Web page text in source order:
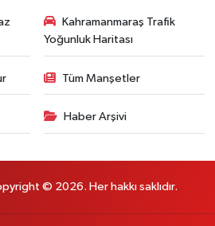
Kahramanmaraş Trafik
Yoğunluk Haritası
Tüm Manşetler
Haber Arşivi
© 2026. Her hakkı saklıdır.